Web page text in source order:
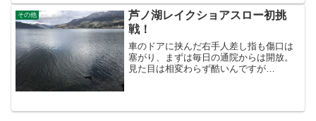
グ，隙間の根のほとんどない...
その他
芦ノ湖レイクショアスロー初挑
戦！
車のドアに挟んだ右手人差し指も傷口は
塞がり、まずは毎日の通院からは開放。
見た目は相変わらず酷いんですが
で保護しておけば大丈夫...